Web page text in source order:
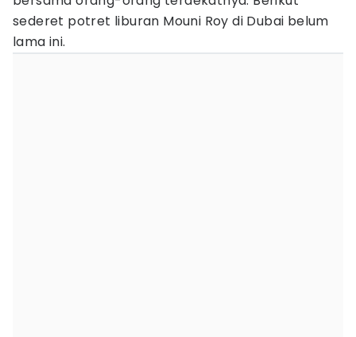
sederet potret liburan Mouni Roy di Dubai belum
lama ini.